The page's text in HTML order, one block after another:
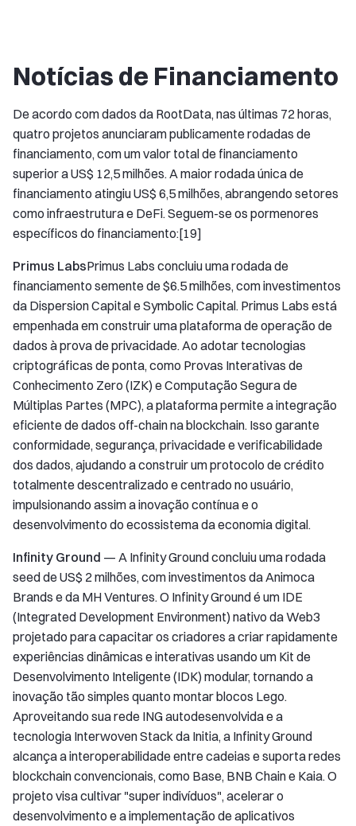
Notícias de Financiamento
De acordo com dados da RootData, nas últimas 72 horas,
quatro projetos anunciaram publicamente rodadas de
financiamento, com um valor total de financiamento
superior a US$ 12,5 milhões. A maior rodada única de
financiamento atingiu US$ 6,5 milhões, abrangendo setores
como infraestrutura e DeFi. Seguem-se os pormenores
específicos do financiamento:[19]
Primus LabsPrimus Labs concluiu uma rodada de
financiamento semente de $6.5 milhões, com investimentos
da Dispersion Capital e Symbolic Capital. Primus Labs está
empenhada em construir uma plataforma de operação de
dados à prova de privacidade. Ao adotar tecnologias
criptográficas de ponta, como Provas Interativas de
Conhecimento Zero (IZK) e Computação Segura de
Múltiplas Partes (MPC), a plataforma permite a integração
eficiente de dados off-chain na blockchain. Isso garante
conformidade, segurança, privacidade e verificabilidade
dos dados, ajudando a construir um protocolo de crédito
totalmente descentralizado e centrado no usuário,
impulsionando assim a inovação contínua e o
desenvolvimento do ecossistema da economia digital.
Infinity Ground — A Infinity Ground concluiu uma rodada
seed de US$ 2 milhões, com investimentos da Animoca
Brands e da MH Ventures. O Infinity Ground é um IDE
(Integrated Development Environment) nativo da Web3
projetado para capacitar os criadores a criar rapidamente
experiências dinâmicas e interativas usando um Kit de
Desenvolvimento Inteligente (IDK) modular, tornando a
inovação tão simples quanto montar blocos Lego.
Aproveitando sua rede ING autodesenvolvida e a
tecnologia Interwoven Stack da Initia, a Infinity Ground
alcança a interoperabilidade entre cadeias e suporta redes
blockchain convencionais, como Base, BNB Chain e Kaia. O
projeto visa cultivar "super indivíduos", acelerar o
desenvolvimento e a implementação de aplicativos